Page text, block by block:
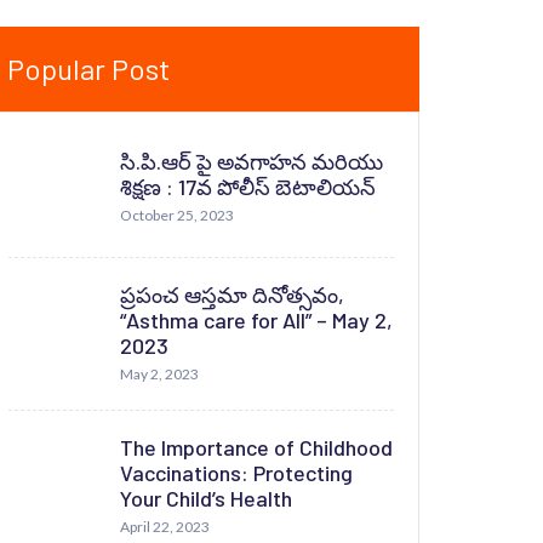
Popular Post
సి.పి.ఆర్ పై అవగాహన మరియు
శిక్షణ : 17వ పోలీస్ బెటాలియన్
October 25, 2023
ప్రపంచ ఆస్తమా దినోత్సవం,
“Asthma care for All” – May 2,
2023
May 2, 2023
The Importance of Childhood
Vaccinations: Protecting
Your Child’s Health
April 22, 2023